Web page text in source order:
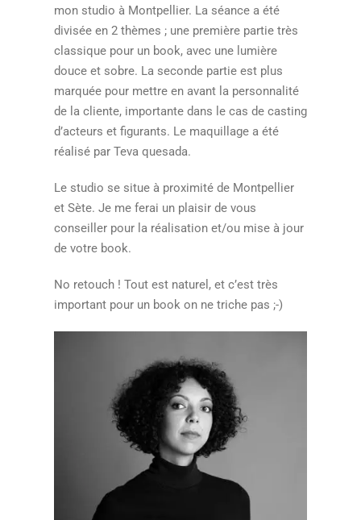
mon studio à Montpellier. La séance a été
divisée en 2 thèmes ; une première partie très
classique pour un book, avec une lumière
douce et sobre. La seconde partie est plus
marquée pour mettre en avant la personnalité
de la cliente, importante dans le cas de casting
d’acteurs et figurants. Le maquillage a été
réalisé par Teva quesada.
Le studio se situe à proximité de Montpellier
et Sète. Je me ferai un plaisir de vous
conseiller pour la réalisation et/ou mise à jour
de votre book.
No retouch ! Tout est naturel, et c’est très
important pour un book on ne triche pas ;-)